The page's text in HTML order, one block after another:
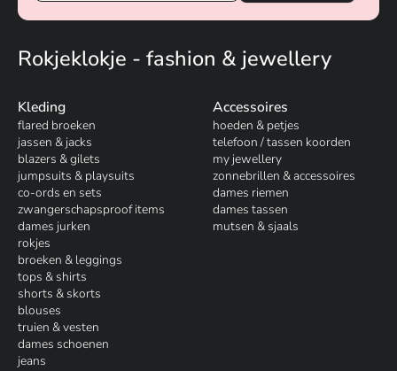
Rokjeklokje - fashion & jewellery
Kleding
flared broeken
jassen & jacks
blazers & gilets
jumpsuits & playsuits
co-ords en sets
zwangerschapsproof items
dames jurken
rokjes
broeken & leggings
tops & shirts
shorts & skorts
blouses
truien & vesten
dames schoenen
jeans
Accessoires
hoeden & petjes
telefoon / tassen koorden
my jewellery
zonnebrillen & accessoires
dames riemen
dames tassen
mutsen & sjaals